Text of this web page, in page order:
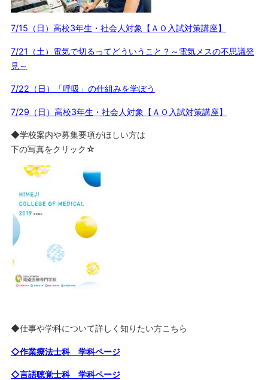
7/15（日）高校3年生・社会人対象【ＡＯ入試対策講座】
7/21（土）電気で切るってどういうこと？～電気メスの不思議発
見～
7/22（日）「呼吸」の仕組みを学ぼう
7/29（日）高校3年生・社会人対象【ＡＯ入試対策講座】
◆学校案内や募集要項がほしい方は
下の写真をクリック☆
◆仕事や学科について詳しく知りたい方こちら
◇作業療法士科 学科ページ
◇言語聴覚士科 学科ページ